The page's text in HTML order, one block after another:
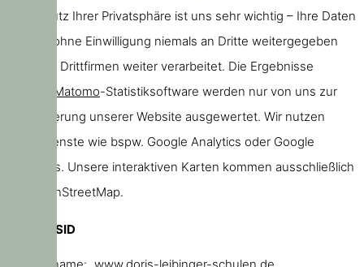
Der Schutz Ihrer Privatsphäre ist uns sehr wichtig – Ihre Daten
werden ohne Einwilligung niemals an Dritte weitergegeben
oder von Drittfirmen weiter verarbeitet. Die Ergebnisse
Matomo-Statistiksoftware werden nur von uns zur
Verbesserung unserer Website ausgewertet. Wir nutzen
keine Dienste wie bspw. Google Analytics oder Google
Webfonts. Unsere interaktiven Karten kommen ausschließlich
von OpenStreetMap.
PHPSESSID